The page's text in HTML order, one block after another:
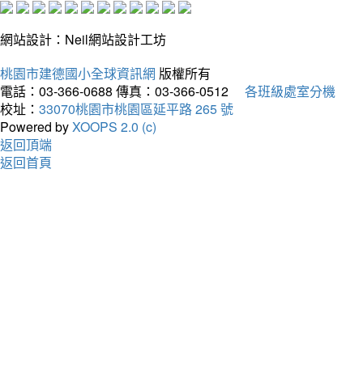
網站設計：Neil網站設計工坊
桃園市建德國小全球資訊網 版權所有
電話：03-366-0688 傳真：03-366-0512
各班級處室分機
校址： 33070桃園市桃園區延平路 265 號
Powered byXOOPS 2.0 (c)
返回頂端
返回首頁